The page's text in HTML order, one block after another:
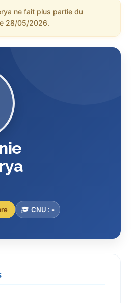
ne fait plus partie du
28/05/2026.
CNU : -